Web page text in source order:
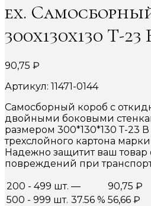
ex.
300х130х130 Т-
90,75 ₽
Артикул: 11471-0144
Самосборный короб с
двойными боковыми
размером 300*130*130 Т-23
трехслойного картона
Надежно защитит ваш товар
повреждений при
200 - 499 шт. — 90,75 ₽
500 - 999 шт. 37.56 % 56,66 ₽